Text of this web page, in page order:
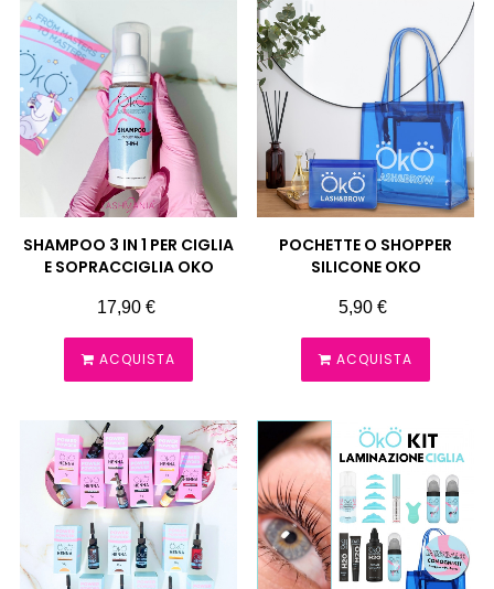
SHAMPOO 3 IN 1 PER CIGLIA
E SOPRACCIGLIA OKO
Prezzo
17,90 €
ACQUISTA
POCHETTE O SHOPPER
SILICONE OKO
Prezzo
5,90 €
ACQUISTA